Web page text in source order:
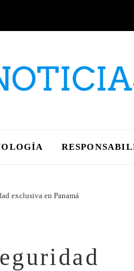
exclusiva en Panamá